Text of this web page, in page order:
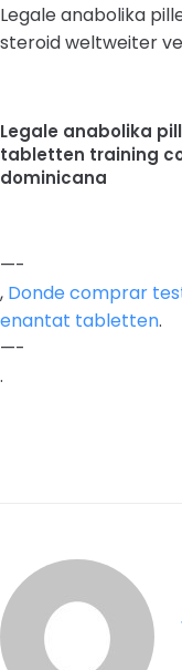
Legale anabolika
steroid weltweiter
Legale anabolika
tabletten training
dominicana
—-
, Donde comprar
enantat tabletten.
—-
.